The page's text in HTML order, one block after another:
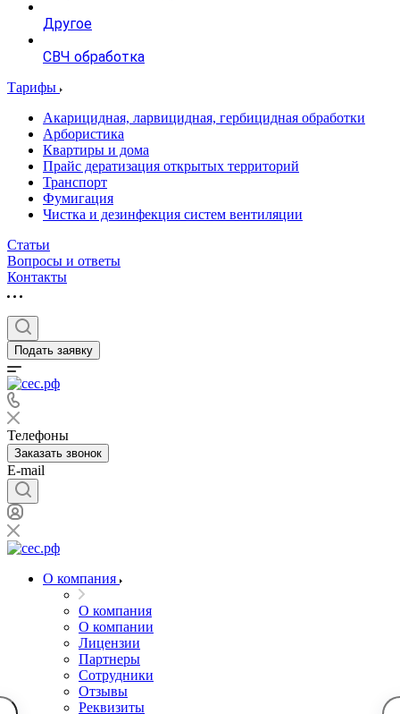
Другое
СВЧ обработка
Тарифы
Акарицидная, ларвицидная, гербицидная обработки
Арбористика
Квартиры и дома
Прайс дератизация открытых территорий
Транспорт
Фумигация
Чистка и дезинфекция систем вентиляции
Статьи
Вопросы и ответы
Контакты
Подать заявку
Телефоны
Заказать звонок
E-mail
О компания
О компания
О компании
Лицензии
Партнеры
Сотрудники
Отзывы
Реквизиты